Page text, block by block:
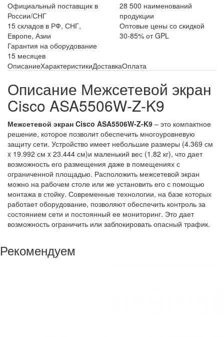
Официальный поставщик в
России/СНГ
28 500 наименований
продукции
15 складов в РФ, СНГ,
Европе, Азии
Оптовые цены со скидкой
30-85% от GPL
Гарантия на оборудование
15 месяцев
ОписаниеХарактеристикиДоставкаОплата
Описание Межсетевой экран
Cisco ASA5506W-Z-K9
Межсетевой экран Cisco ASA5506W-Z-K9 – это компактное
решение, которое позволит обеспечить многоуровневую
защиту сети. Устройство имеет небольшие размеры (4.369 см
x 19.992 см x 23.444 см)и маленький вес (1.82 кг), что дает
возможность его размещения даже в помещениях с
ограниченной площадью. Расположить межсетевой экран
можно на рабочем столе или же установить его с помощью
монтажа в стойку. Современные технологии, на базе которых
работает оборудование, позволяют обеспечить контроль за
состоянием сети и постоянный ее мониторинг. Это дает
возможность ограничить или заблокировать опасный трафик.
Рекомендуем